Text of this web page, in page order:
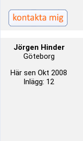
Jörgen Hinder
Göteborg
Här sen Okt 2008
Inlägg: 12